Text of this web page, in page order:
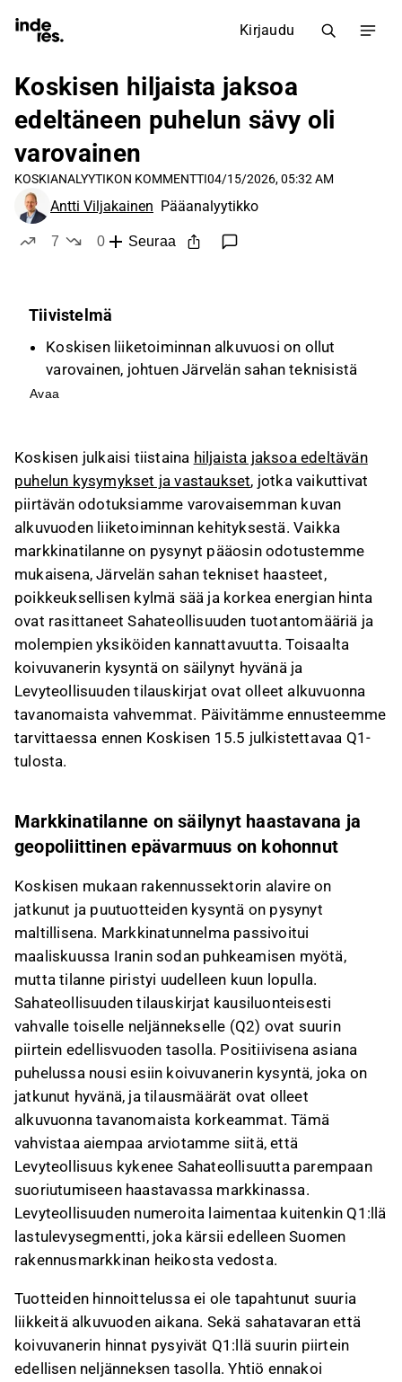
Kirjaudu
Koskisen hiljaista jaksoa
edeltäneen puhelun sävy oli
varovainen
KOSKIANALYYTIKON KOMMENTTI04/15/2026, 05:32 AM
Antti Viljakainen Pääanalyytikko
7
0
Seuraa
Tiivistelmä
Koskisen liiketoiminnan alkuvuosi on ollut
varovainen, johtuen Järvelän sahan teknisistä
haasteista, kylmästä säästä ja korkeista
Koivuvanerin kysyntä on pysynyt hyvänä, ja
Levyteollisuuden tilauskirjat ovat olleet vahvat,
vaikka lastulevysegmentti kärsii Suomen
rakennusmarkkinan heikkoudesta.
Sahatavaran ja koivuvanerin hinnat ovat
pysyneet vakaina, mutta kustannusinflaatio voi
aiheuttaa maltillisia hintakorotuksia, joita vaisu
kysyntä voi kuitenkin rajoittaa.
Koskisen ohjeistus liikevaihdon kasvusta ja 8–
12 %:n oikaistusta käyttökatemarginaalista on
edelleen realistinen, mutta merkittäviin
tulosparannusodotuksiin liittyy riskejä.
Tämä sisältö on tekoälyn tuottamaa. Anna siihen
Avaa
Koskisen julkaisi tiistaina hiljaista jaksoa edeltävän
puhelun kysymykset ja vastaukset, jotka vaikuttivat
piirtävän odotuksiamme varovaisemman kuvan
alkuvuoden liiketoiminnan kehityksestä. Vaikka
markkinatilanne on pysynyt pääosin odotustemme
mukaisena, Järvelän sahan tekniset haasteet,
poikkeuksellisen kylmä sää ja korkea energian hinta
ovat rasittaneet Sahateollisuuden tuotantomääriä ja
molempien yksiköiden kannattavuutta. Toisaalta
koivuvanerin kysyntä on säilynyt hyvänä ja
Levyteollisuuden tilauskirjat ovat olleet alkuvuonna
tavanomaista vahvemmat. Päivitämme ennusteemme
tarvittaessa ennen Koskisen 15.5 julkistettavaa Q1-
tulosta.
Markkinatilanne on säilynyt haastavana ja
geopoliittinen epävarmuus on kohonnut
Koskisen mukaan rakennussektorin alavire on
jatkunut ja puutuotteiden kysyntä on pysynyt
maltillisena. Markkinatunnelma passivoitui
maaliskuussa Iranin sodan puhkeamisen myötä,
mutta tilanne piristyi uudelleen kuun lopulla.
Sahateollisuuden tilauskirjat kausiluonteisesti
vahvalle toiselle neljännekselle (Q2) ovat suurin
piirtein edellisvuoden tasolla. Positiivisena asiana
puhelussa nousi esiin koivuvanerin kysyntä, joka on
jatkunut hyvänä, ja tilausmäärät ovat olleet
alkuvuonna tavanomaista korkeammat. Tämä
vahvistaa aiempaa arviotamme siitä, että
Levyteollisuus kykenee Sahateollisuutta parempaan
suoriutumiseen haastavassa markkinassa.
Levyteollisuuden numeroita laimentaa kuitenkin Q1:llä
lastulevysegmentti, joka kärsii edelleen Suomen
rakennusmarkkinan heikosta vedosta.
Tuotteiden hinnoittelussa ei ole tapahtunut suuria
liikkeitä alkuvuoden aikana. Sekä sahatavaran että
koivuvanerin hinnat pysyivät Q1:llä suurin piirtein
edellisen neljänneksen tasolla. Yhtiö ennakoi